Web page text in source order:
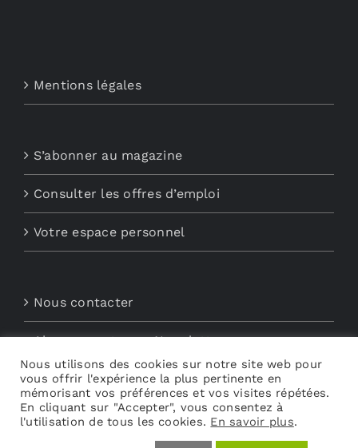
Mentions légales
S’abonner au magazine
Consulter les offres d’emploi
Votre espace personnel
Nous contacter
Abonnements aux Newsletters
Découvrez My Audio
Nous utilisons des cookies sur notre site web pour
vous offrir l'expérience la plus pertinente en
mémorisant vos préférences et vos visites répétées.
En cliquant sur "Accepter", vous consentez à
l'utilisation de tous les cookies. En savoir plus.